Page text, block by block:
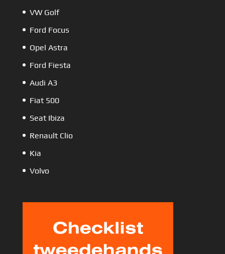
VW Golf
Ford Focus
Opel Astra
Ford Fiesta
Audi A3
Fiat 500
Seat Ibiza
Renault Clio
Kia
Volvo